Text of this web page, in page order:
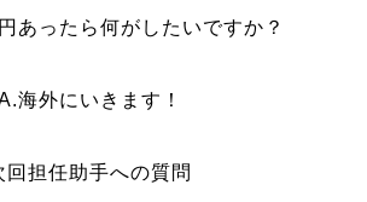
あったら何がしたいですか？
海外にいきます！
回担任助手への質問